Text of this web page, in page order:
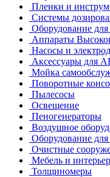
Пленки и
Системы
Оборудование
Аппараты
Насосы и
Аксессуары для
Мойка
Поворотные
Пылесосы
Освещение
Пеногенераторы
Воздушное
Оборудование
Очистные
Мебель и
Толщиномеры